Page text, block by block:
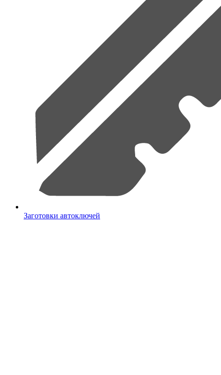
Заготовки автоключей